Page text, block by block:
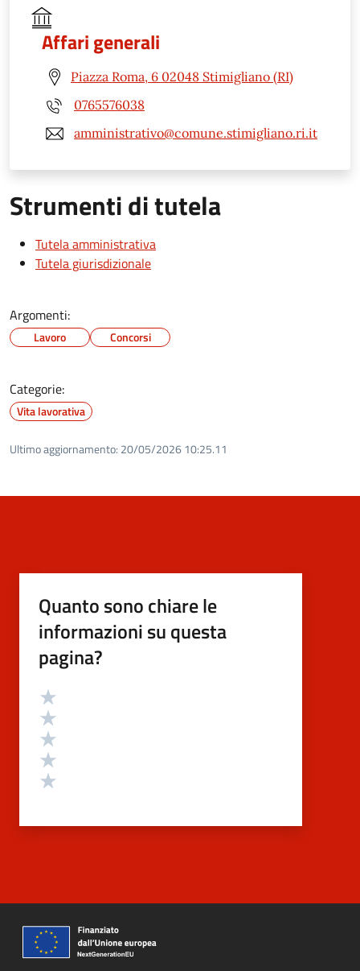
Affari generali
Piazza Roma, 6 02048 Stimigliano (RI)
0765576038
amministrativo@comune.stimigliano.ri.it
Strumenti di tutela
Tutela amministrativa
Tutela giurisdizionale
Argomenti:
Lavoro Concorsi
Categorie:
Vita lavorativa
Ultimo aggiornamento: 20/05/2026 10:25.11
Quanto sono chiare le
informazioni su questa
pagina?
Valutazione